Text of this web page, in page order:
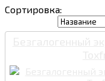
Сортировка: